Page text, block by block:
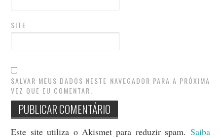
SITE
SALVAR MEUS DADOS NESTE NAVEGADOR PARA A PRÓXIMA
VEZ QUE EU COMENTAR.
Este site utiliza o Akismet para reduzir spam. Saiba